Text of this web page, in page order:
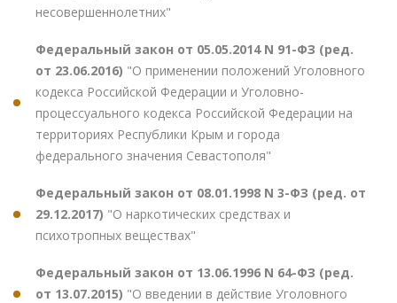
несовершеннолетних"
Федеральный закон от 05.05.2014 N 91-ФЗ (ред.
от 23.06.2016) "О применении положений Уголовного
кодекса Российской Федерации и Уголовно-
процессуального кодекса Российской Федерации на
территориях Республики Крым и города
федерального значения Севастополя"
Федеральный закон от 08.01.1998 N 3-ФЗ (ред. от
29.12.2017) "О наркотических средствах и
психотропных веществах"
Федеральный закон от 13.06.1996 N 64-ФЗ (ред.
от 13.07.2015) "О введении в действие Уголовного